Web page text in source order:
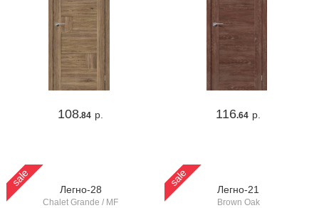
108.84 р. 116.64 р.
sale
Легно-28
Chalet Grande / MF
sale
Легно-21
Brown Oak